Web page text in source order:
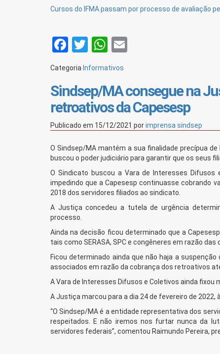
Cursos do IFMA passam por processo de avaliação
Facebook
TwitterWhatsApp
Categoria Informativos
Sindsep/MA consegue na
retroativos da Capesesp
Publicado em 15/12/2021 porimprensa sindsep
O Sindsep/MA mantém a sua finalidade precípua
buscou o poder judiciário para garantir que os seus
O Sindicato buscou a Vara de Interesses
impedindo que a Capesesp continuasse cobrando
2018 dos servidores filiados ao sindicato.
A Justiça concedeu a tutela de urgência
processo.
Ainda na decisão ficou determinado que a
tais como SERASA, SPC e congêneres em razão das
Ficou determinado ainda que não haja a
associados em razão da cobrança dos retroativos
A Vara de Interesses Difusos e Coletivos ainda fixou
A Justiça marcou para a dia 24 de fevereiro de 2022,
“O Sindsep/MA é a entidade representativa dos
respeitados. E não iremos nos furtar nunca da
servidores federais”, comentou Raimundo Pereira,